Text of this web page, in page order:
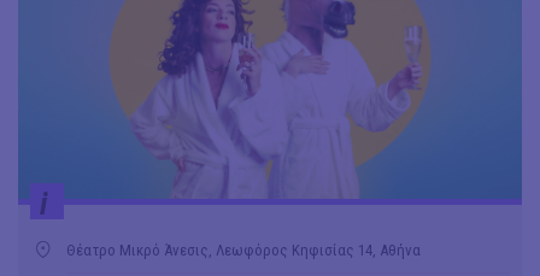
i
Θέατρο Μικρό Άνεσις, Λεωφόρος Κηφισίας 14, Αθήνα